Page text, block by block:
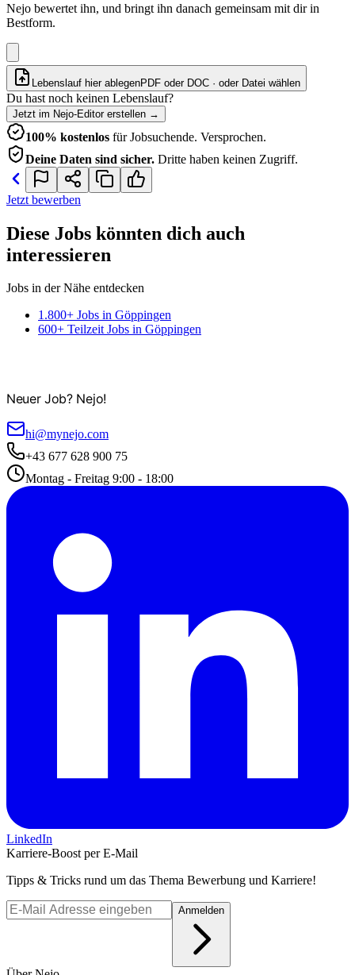
Nejo bewertet ihn, und bringt ihn danach gemeinsam mit dir in
Bestform.
Lebenslauf hier ablegenPDF oder DOC · oder Datei wählen
Du hast noch keinen Lebenslauf?
Jetzt im Nejo-Editor erstellen →
100% kostenlos für Jobsuchende. Versprochen.
Deine Daten sind sicher. Dritte haben keinen Zugriff.
Jetzt bewerben
Diese Jobs könnten dich auch
interessieren
Jobs in der Nähe entdecken
1.800+ Jobs in Göppingen
600+ Teilzeit Jobs in Göppingen
Neuer Job? Nejo!
hi@mynejo.com
+43 677 628 900 75
Montag - Freitag 9:00 - 18:00
LinkedIn
Karriere-Boost per E-Mail
Tipps & Tricks rund um das Thema Bewerbung und Karriere!
Anmelden